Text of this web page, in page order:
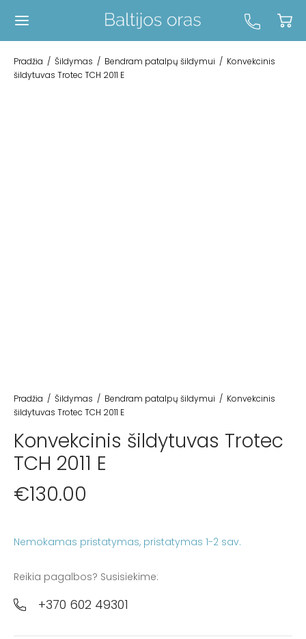
Pradžia / Šildymas / Bendram patalpų šildymui / Konvekcinis
šildytuvas Trotec TCH 2011 E
Pradžia / Šildymas / Bendram patalpų šildymui / Konvekcinis
šildytuvas Trotec TCH 2011 E
Konvekcinis šildytuvas Trotec
TCH 2011 E
€130.00
Nemokamas pristatymas
Reikia pagalbos? Susisiekime:
+370 602 49301